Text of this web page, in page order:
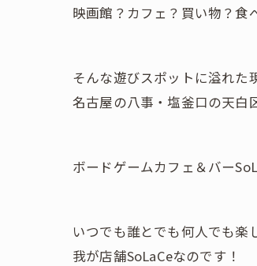
映画館？カフェ？買い物？食
そんな遊びスポットに溢れた
名古屋の八事・塩釜口の天白
ボードゲームカフェ＆バー
いつでも誰とでも何人でも楽
我が店舗SoLaCeなのです！